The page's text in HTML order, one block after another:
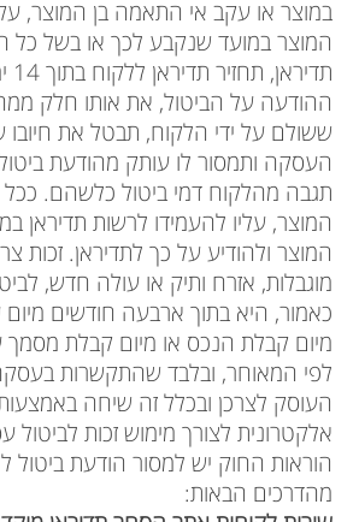
במוצר או עקב אי התאמה בן המוצר,
המוצר במועד שנקבע לכך או בשל
ההודעה על הביטול, את אותו חלק
ששולם על ידי הלקוח, תבטל את
העסקה ותמסור לו עותק מהודעת
תגבה מהלקוח דמי ביטול כלשהם.
המוצר, עליו להעמידו לרשות תדיראן
המוצר ולהודיע על כך לתדיראן. זכות
מוגבלות, אזרח ותיק או עולה חדש,
כאמור, היא בתוך ארבעה חודשים
מיום קבלת הנכס או מיום קבלת
לפי המאוחר, ובלבד שהתקשרות
העוסק לצרכן ובכלל זה שיחה
אלקטרונית לצורך מימוש זכות לביטול
הוראות החוק יש למסור הודעת
מהדרכים הבאות: